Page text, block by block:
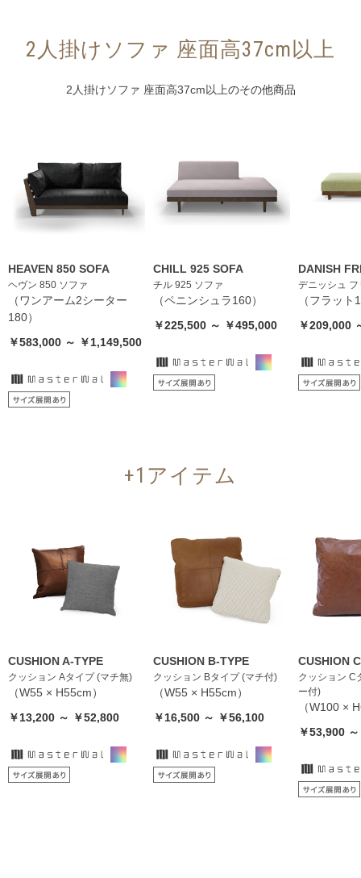
2人掛けソファ 座面高37cm以上
2人掛けソファ 座面高37cm以上のその他商品
HEAVEN 850 SOFA
ヘヴン 850 ソファ
（ワンアーム2シーター
180）
￥583,000 ～ ￥1,149,500
CHILL 925 SOFA
チル 925 ソファ
（ペニンシュラ160）
￥225,500 ～ ￥495,000
DANISH
デニッシュ
（フラット
￥209,000
+1アイテム
CUSHION A-TYPE
クッション Aタイプ (マチ無)
（W55 × H55cm）
￥13,200 ～ ￥52,800
CUSHION B-TYPE
クッション Bタイプ (マチ付)
（W55 × H55cm）
￥16,500 ～ ￥56,100
CUSHION
クッション C
ー付)
（W100 ×
￥53,900